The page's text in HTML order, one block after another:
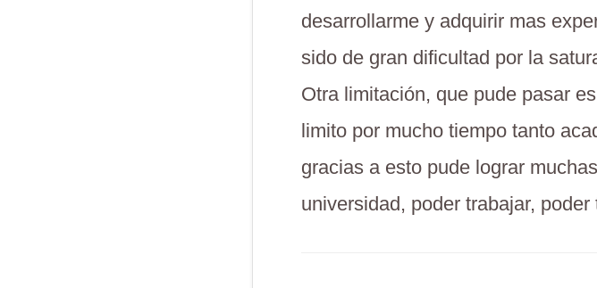
desarrollarme y adquirir mas
sido de gran dificultad por la
Otra limitación, que pude pasar
limito por mucho tiempo tanto
gracias a esto pude lograr
universidad, poder trabajar,